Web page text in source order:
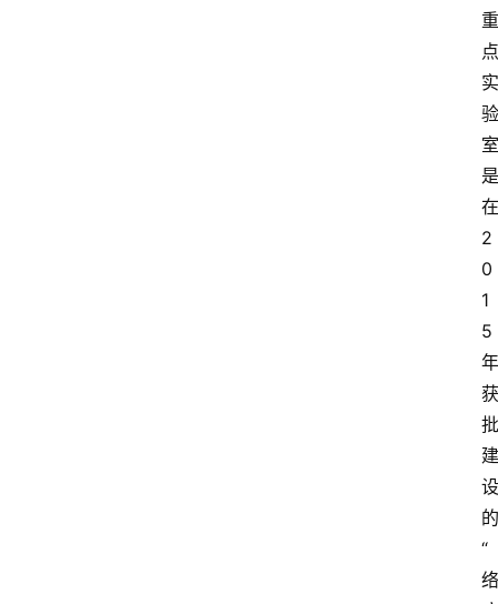
重
点
实
验
室
是
在
2
0
1
5
年
获
批
建
设
的
“
络